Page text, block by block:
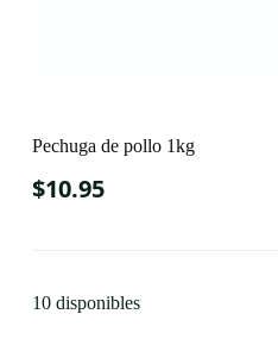
Pechuga de pollo 1kg
$10.95
10 disponibles